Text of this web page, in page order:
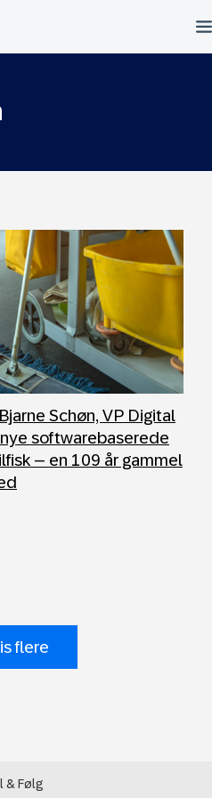
Schøn, VP Digital
softwarebaserede
– en 109 år gammel
flere
& Følg